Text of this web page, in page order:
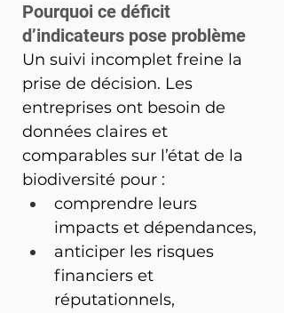
Pourquoi ce déficit
d’indicateurs pose problème
Un suivi incomplet freine la
prise de décision. Les
entreprises ont besoin de
données claires et
comparables sur l’état de la
biodiversité pour :
comprendre leurs
impacts et dépendances,
anticiper les risques
financiers et
réputationnels,